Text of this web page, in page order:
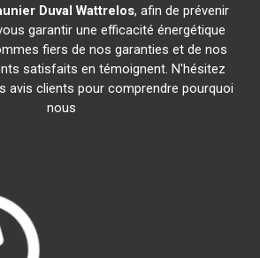
Duval Wattrelos, afin de prévenir
garantir une efficacité énergétique
fiers de nos garanties et de nos
satisfaits en témoignent. N'hésitez
avis clients pour comprendre pourquoi
nous